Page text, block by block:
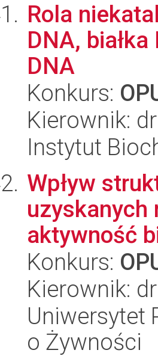
Rola
DNA,
DNA
Konkurs:
Kierownik:
Instytut
Wpływ
uzyskanych
aktywność
Konkurs:
Kierownik:
Uniwersytet
o Żywności